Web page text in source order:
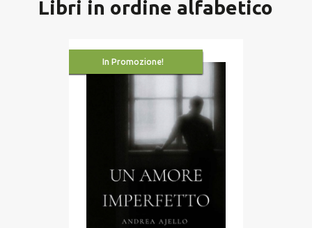
Libri in ordine alfabetico
In Promozione!